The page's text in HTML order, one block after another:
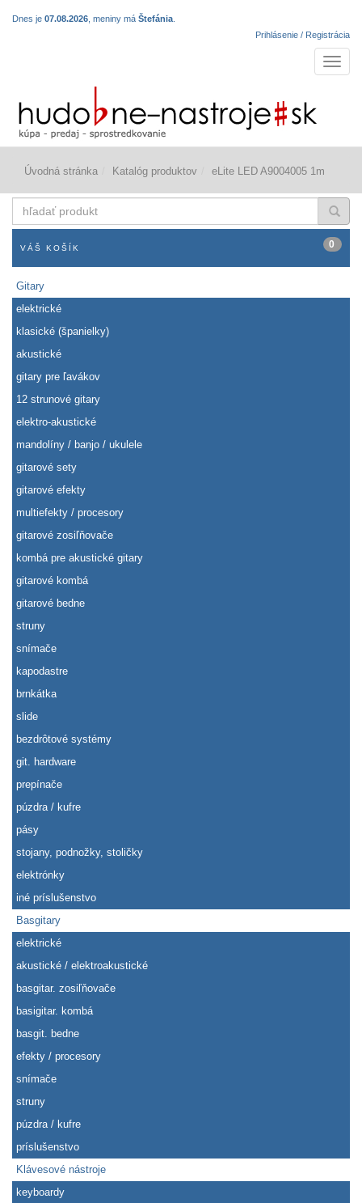
Dnes je 07.08.2026 , meniny má Štefánia
Prihlásenie / Registrácia
Úvodná stránka Katalóg produktov eLite LED A9004005 1m
produkt
VÁŠ KOŠÍK 0
Gitary
elektrické
klasické (španielky)
akustické
gitary pre ľavákov
12 strunové gitary
elektro-akustické
mandolíny / banjo / ukulele
gitarové sety
gitarové efekty
multiefekty / procesory
gitarové zosiľňovače
kombá pre akustické gitary
gitarové kombá
gitarové bedne
struny
snímače
kapodastre
brnkátka
slide
bezdrôtové systémy
git. hardware
prepínače
púzdra / kufre
pásy
stojany, podnožky, stoličky
elektrónky
iné príslušenstvo
Basgitary
elektrické
akustické / elektroakustické
basgitar. zosiľňovače
basigitar. kombá
basgit. bedne
efekty / procesory
snímače
struny
púzdra / kufre
príslušenstvo
Klávesové nástroje
keyboardy